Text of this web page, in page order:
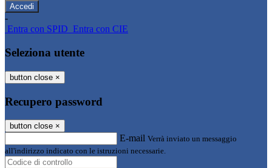
-
Entra con SPID Entra con CIE
Seleziona utente
button close ×
Recupero password
button close ×
E-mail Verrà inviato un messaggio
all'indirizzo indicato con le istruzioni necessarie.